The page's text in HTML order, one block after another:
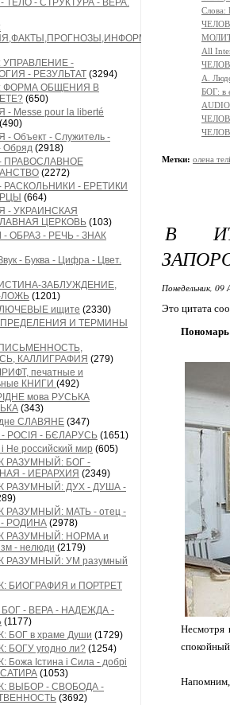
- ТЕЛО - СТРУКТУРА - ВЕРА.
УПРАВЛЕНИЕ -
- РЕЗУЛЬТАТ (3294)
ФОРМА ОБЩЕНИЯ В
(650)
- Messe pour la liberté
(490)
- Объект - Служитель -
Обряд (2918)
- ПРАВОСЛАВНОЕ
(2272)
- РАСКОЛЬНИКИ - ЕРЕТИКИ
(664)
- УКРАИНСКАЯ
ЦЕРКОВЬ (103)
ОБРАЗ - РЕЧЬ - ЗНАК
- Буква - Цифра - Цвет.
ЗАБЛУЖДЕНИЕ,
ЛОЖЬ (1201)
ищите (2330)
И ТЕРМИНЫ
КАЛЛИГРАФИЯ (279)
печатные и
КНИГИ (492)
мова РУСЬКА
(343)
СЛАВЯНЕ (347)
- РОСІЯ - БЄЛАРУСЬ (1651)
Не российский мир (605)
РАЗУМНЫЙ: БОГ -
- ИЕРАРХИЯ (2349)
РАЗУМНЫЙ: ДУХ - ДУША -
РАЗУМНЫЙ: МАТЬ - отец -
- РОДИНА (2978)
РАЗУМНЫЙ: НОРМА и
- нелюди (2179)
РАЗУМНЫЙ: УМ разумный
БИОГРАФИЯ и ПОРТРЕТ
БОГ - ВЕРА - НАДЕЖДА -
(1177)
БОГ в храме Души (1729)
БОГУ угодно ли? (1254)
Божа Істина і Сила - добрі
(1053)
ВЫБОР - СВОБОДА -
(3692)
All
A.
БОГ: в
Метки: олена
В
Понедельник, 09
Это цитата
Пономарь
Несмотря
Напомним,